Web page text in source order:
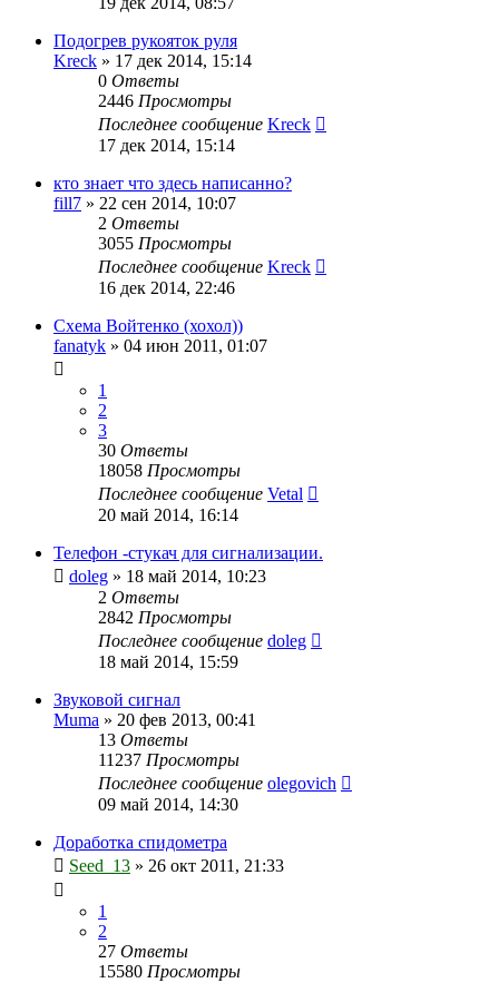
Подогрев рукояток руля
Kreck » 17 дек 2014, 15:14
0 Ответы
2446 Просмотры
Последнее сообщение Kreck
17 дек 2014, 15:14
кто знает что здесь написанно?
fill7 » 22 сен 2014, 10:07
2 Ответы
3055 Просмотры
Последнее сообщение Kreck
16 дек 2014, 22:46
Схема Войтенко (хохол))
fanatyk » 04 июн 2011, 01:07
1
2
3
30 Ответы
18058 Просмотры
Последнее сообщение Vetal
20 май 2014, 16:14
Телефон -стукач для сигнализации.
doleg » 18 май 2014, 10:23
2 Ответы
2842 Просмотры
Последнее сообщение doleg
18 май 2014, 15:59
Звуковой сигнал
Muma » 20 фев 2013, 00:41
13 Ответы
11237 Просмотры
Последнее сообщение olegovich
09 май 2014, 14:30
Доработка спидометра
Seed_13 » 26 окт 2011, 21:33
1
2
27 Ответы
15580 Просмотры